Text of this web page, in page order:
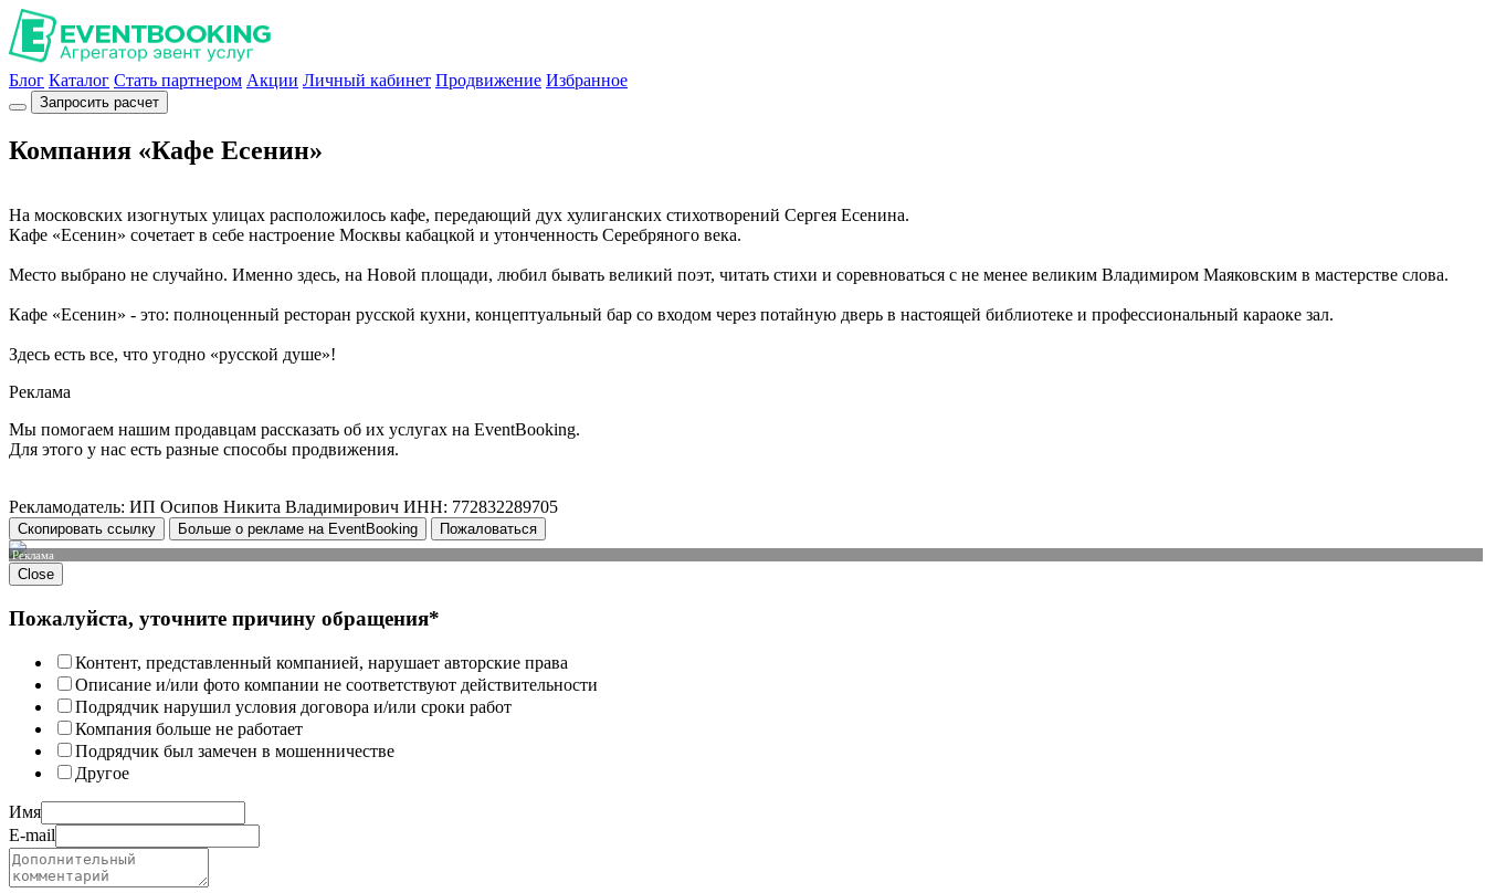
Блог Каталог Стать партнером Акции Личный кабинет Продвижение Избранное
Запросить расчет
Компания «Кафе Есенин»
На московских изогнутых улицах расположилось кафе, передающий дух хулиганских стихотворений Сергея Есенина.
Кафе «Есенин» сочетает в себе настроение Москвы кабацкой и утонченность Серебряного века.
Место выбрано не случайно. Именно здесь, на Новой площади, любил бывать великий поэт, читать стихи и соревноваться с не менее великим Владимиром Маяковским в мастерстве слова.
Кафе «Есенин» - это: полноценный ресторан русской кухни, концептуальный бар со входом через потайную дверь в настоящей библиотеке и профессиональный караоке зал.
Здесь есть все, что угодно «русской душе»!
Реклама
Мы помогаем нашим продавцам рассказать об их услугах на EventBooking.
Для этого у нас есть разные способы продвижения.
Рекламодатель: ИП Осипов Никита Владимирович ИНН: 772832289705
Скопировать ссылку Больше о рекламе на EventBooking Пожаловаться
Реклама
Close
Пожалуйста, уточните причину обращения*
Контент, представленный компанией, нарушает авторские права
Описание и/или фото компании не соответствуют действительности
Подрядчик нарушил условия договора и/или сроки работ
Компания больше не работает
Подрядчик был замечен в мошенничестве
Другое
Имя
E-mail